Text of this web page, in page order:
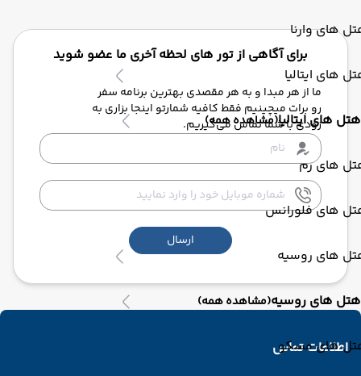
های وارنا
های ایتالیا
هتل های ایتالیا(مشاهده همه)
های رم
های فلورانس
های روسیه
هتل های روسیه(مشاهده همه)
های مسکو
برای آگاهی از تور های لحظه آخری ما عضو شوید
ما از هر مبدا و به هر مقصدی بهترین برنامه سفر
رو برات میچینیم فقط کافیه شمارتو اینجا بزاری به
زودی با شما تماس می‌گیریم.
ارسال
اطلاعات تماس